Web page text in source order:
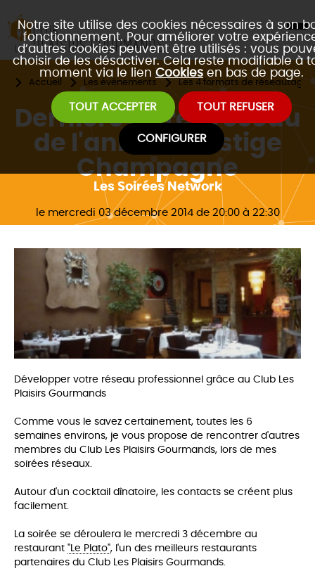
Notre site utilise des cookies nécessaires à son
fonctionnement. Pour améliorer votre
d’autres cookies peuvent être utilisés : vous
choisir de les désactiver. Cela reste modifiable à
moment via le lien Cookies en bas de page.
TOUT ACCEPTER TOUT REFUSER
CONFIGURER
Accueil Les évènements Les 4 formats de réseautage
Dernière soirée réseau
de l'année: Prestige
Champagne
Les Soirées Network
le mercredi 03 décembre 2014 de 20:00 à 22:30
Développer votre réseau professionnel grâce au Club Les
Plaisirs Gourmands
Comme vous le savez certainement, toutes les 6
semaines environs, je vous propose de rencontrer d'autres
membres du Club Les Plaisirs Gourmands, lors de mes
soirées réseaux.
Autour d'un cocktail dînatoire, les contacts se créent plus
facilement.
La soirée se déroulera le mercredi 3 décembre au
restaurant "Le Plato", l'un des meilleurs restaurants
partenaires du Club Les Plaisirs Gourmands.